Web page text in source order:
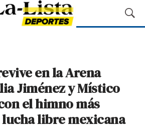
M
o
en la Arena
Jiménez y Místico
el himno más
libre mexicana